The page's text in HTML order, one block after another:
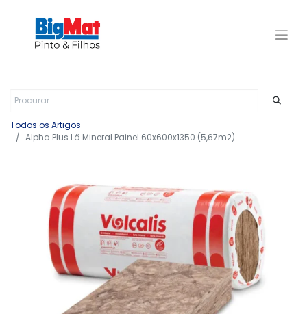
Todos os Artigos
Alpha Plus Lã Mineral Painel 60x600x1350 (5,67m2)